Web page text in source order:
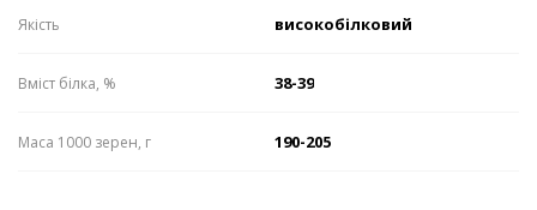
Якість високобілковий
Вміст білка, % 38-39
Маса 1000 зерен, г 190-205